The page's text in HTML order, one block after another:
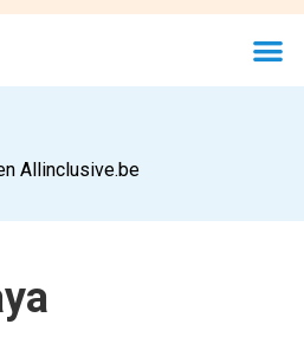
Allinclusive.be